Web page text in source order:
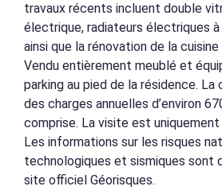
travaux récents incluent double
électrique, radiateurs électriques
ainsi que la rénovation de la cuisine
Vendu entièrement meublé et
parking au pied de la résidence.
des charges annuelles d’environ
comprise. La visite est uniquement
Les informations sur les risques
technologiques et sismiques sont
site officiel Géorisques.